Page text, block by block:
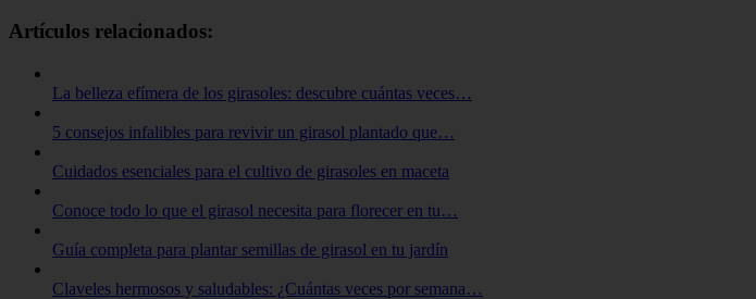
Artículos relacionados:
La belleza efímera de los girasoles: descubre cuántas veces…
5 consejos infalibles para revivir un girasol plantado que…
Cuidados esenciales para el cultivo de girasoles en maceta
Conoce todo lo que el girasol necesita para florecer en tu…
Guía completa para plantar semillas de girasol en tu jardín
Claveles hermosos y saludables: ¿Cuántas veces por semana…